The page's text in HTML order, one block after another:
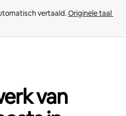
vertaald. Originele taal
van